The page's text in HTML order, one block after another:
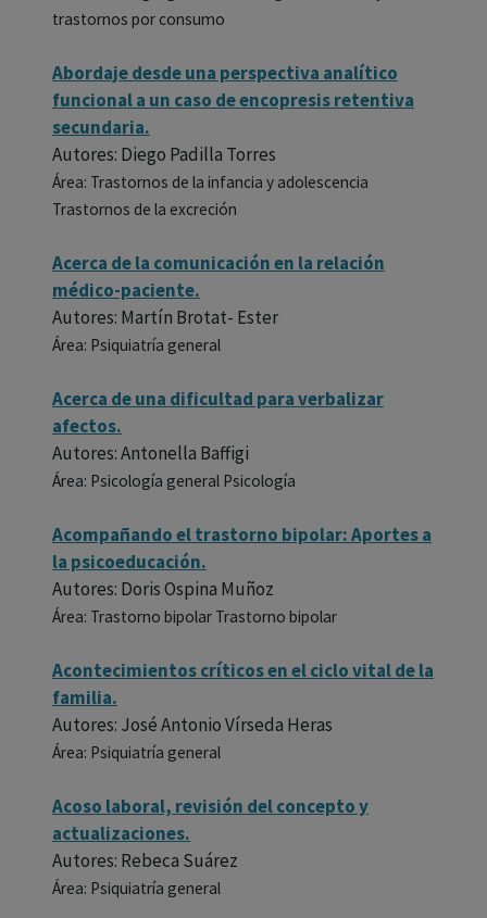
trastornos por consumo
Abordaje desde una perspectiva analítico
funcional a un caso de encopresis retentiva
secundaria.
Autores: Diego Padilla Torres
Área: Trastornos de la infancia y adolescencia
Trastornos de la excreción
Acerca de la comunicación en la relación
médico-paciente.
Autores: Martín Brotat- Ester
Área: Psiquiatría general
Acerca de una dificultad para verbalizar
afectos.
Autores: Antonella Baffigi
Área: Psicología general Psicología
Acompañando el trastorno bipolar: Aportes a
la psicoeducación.
Autores: Doris Ospina Muñoz
Área: Trastorno bipolar Trastorno bipolar
Acontecimientos críticos en el ciclo vital de la
familia.
Autores: José Antonio Vírseda Heras
Área: Psiquiatría general
Acoso laboral, revisión del concepto y
actualizaciones.
Autores: Rebeca Suárez
Área: Psiquiatría general